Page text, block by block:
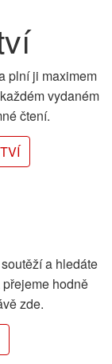
plní ji maximem
vydaném
čtení.
a hledáte
hodně
zde.